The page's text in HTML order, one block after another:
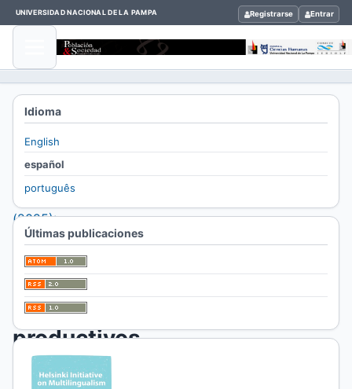
UNIVERSIDAD NACIONAL DE LA PAMPA Registrarse Entrar
Inicio
/
Vol. 32
Núm. 1
(2025):
Artículos
Circuitos
productivos
regionales
Idioma
English
español
português
Últimas publicaciones